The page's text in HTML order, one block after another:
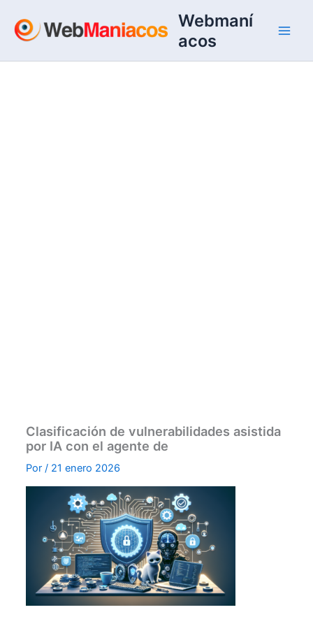
contenido
Webmaní
acos
Clasificación de vulnerabilidades asistida
por IA con el agente de
Por/ 21 enero 2026